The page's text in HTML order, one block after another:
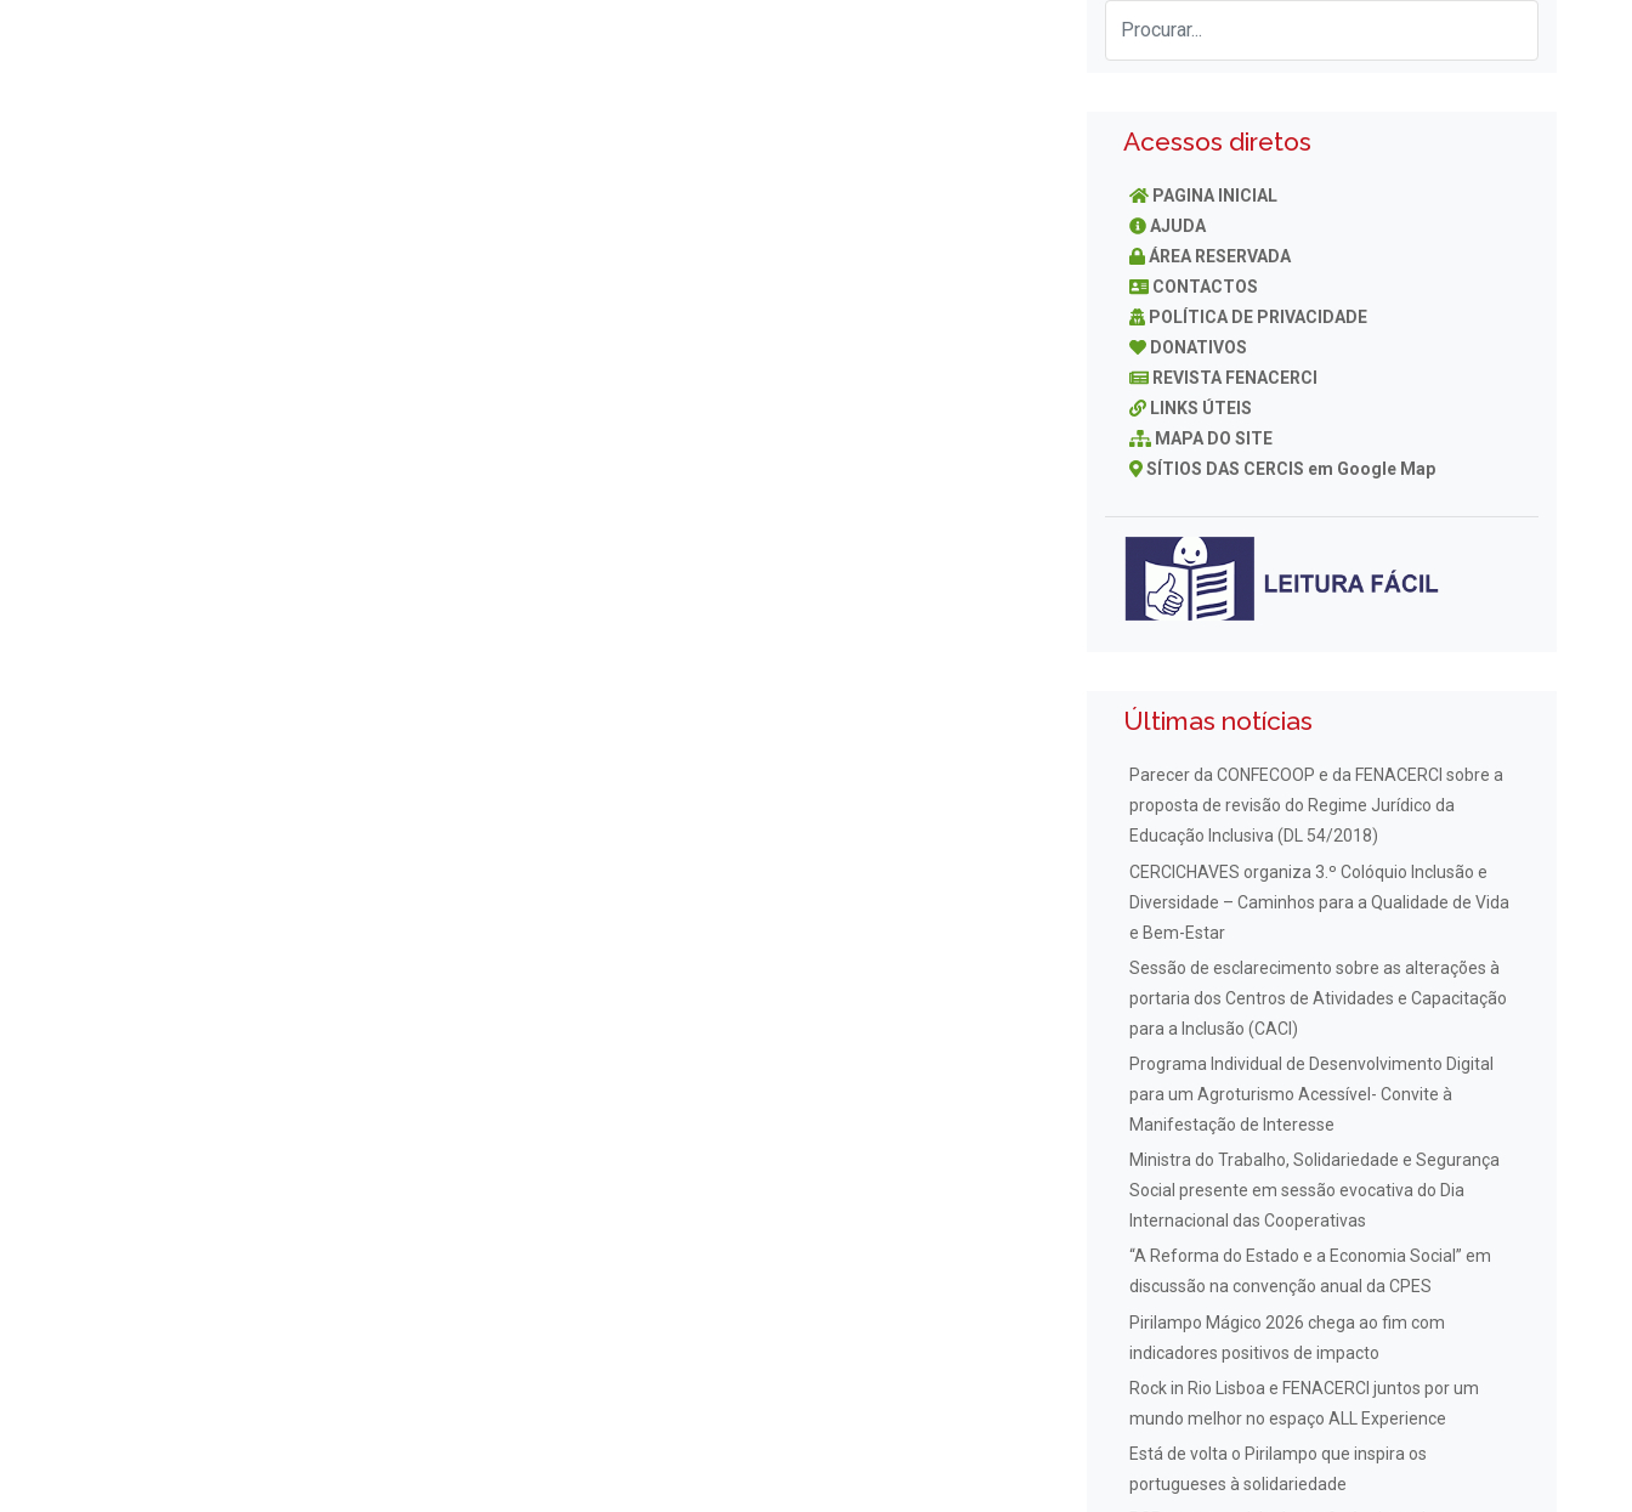
Acessos diretos
PAGINA INICIAL
AJUDA
ÁREA RESERVADA
CONTACTOS
POLÍTICA DE PRIVACIDADE
DONATIVOS
REVISTA FENACERCI
LINKS ÚTEIS
MAPA DO SITE
SÍTIOS DAS CERCIS em Google Map
Últimas notícias
Parecer da CONFECOOP e da FENACERCI sobre a
proposta de revisão do Regime Jurídico da
Educação Inclusiva (DL 54/2018)
CERCICHAVES organiza 3.º Colóquio Inclusão e
Diversidade – Caminhos para a Qualidade de Vida
e Bem-Estar
Sessão de esclarecimento sobre as alterações à
portaria dos Centros de Atividades e Capacitação
para a Inclusão (CACI)
Programa Individual de Desenvolvimento Digital
para um Agroturismo Acessível- Convite à
Manifestação de Interesse
Ministra do Trabalho, Solidariedade e Segurança
Social presente em sessão evocativa do Dia
Internacional das Cooperativas
“A Reforma do Estado e a Economia Social” em
discussão na convenção anual da CPES
Pirilampo Mágico 2026 chega ao fim com
indicadores positivos de impacto
Rock in Rio Lisboa e FENACERCI juntos por um
mundo melhor no espaço ALL Experience
Está de volta o Pirilampo que inspira os
portugueses à solidariedade